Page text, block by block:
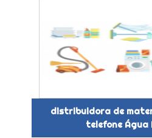
distribuidora de
telefone Água